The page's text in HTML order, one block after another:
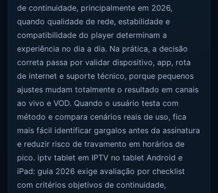
de continuidade, principalmente em 2026,
quando qualidade de rede, estabilidade e
compatibilidade do player determinam a
experiência no dia a dia. Na prática, a decisão
correta passa por validar dispositivo, app, rota
de internet e suporte técnico, porque pequenos
ajustes mudam totalmente o resultado em canais
ao vivo e VOD. Quando o usuário testa com
método e compara cenários reais de uso, fica
mais fácil identificar gargalos antes da assinatura
e reduzir risco de travamento em horários de
pico. iptv tablet em IPTV no tablet Android e
iPad: guia 2026 exige avaliação por checklist
com critérios objetivos de continuidade,